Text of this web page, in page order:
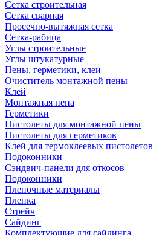
Сетка строительная
Сетка сварная
Просечно-вытяжная сетка
Сетка-рабица
Углы строительные
Углы штукатурные
Пены, герметики, клеи
Очиститель монтажной пены
Клей
Монтажная пена
Герметики
Пистолеты для монтажной пены
Пистолеты для герметиков
Клей для термоклеевых пистолетов
Подоконники
Сэндвич-панели для откосов
Подоконники
Пленочные материалы
Пленка
Стрейч
Сайдинг
Комплектующие для сайдинга